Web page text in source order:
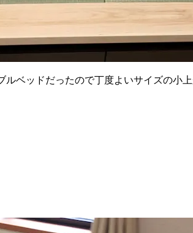
ベッドだったので丁度よいサイズの小